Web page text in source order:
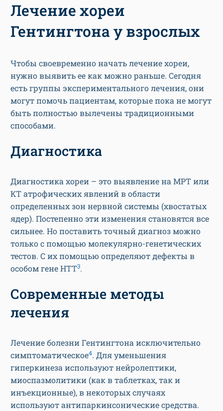
Лечение хореи
Гентингтона у взрослых
Чтобы своевременно начать лечение хореи,
нужно выявить ее как можно раньше. Сегодня
есть группы экспериментального лечения, они
могут помочь пациентам, которые пока не могут
быть полностью вылечены традиционными
способами.
Диагностика
Диагностика хореи – это выявление на МРТ или
КТ атрофических явлений в области
определенных зон нервной системы (хвостатых
ядер). Постепенно эти изменения становятся все
сильнее. Но поставить точный диагноз можно
только с помощью молекулярно-генетических
тестов. С их помощью определяют дефекты в
особом гене HТТ3.
Современные методы
лечения
Лечение болезни Гентингтона исключительно
симптоматическое4. Для уменьшения
гиперкинеза используют нейролептики,
миоспазмолитики (как в таблетках, так и
инъекционные), в некоторых случаях
используют антипаркинсонические средства.